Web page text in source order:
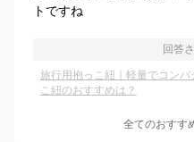
トですね
回答
旅行用抱っこ紐｜軽量でコン
こ紐のおすすめは？
全てのおすす